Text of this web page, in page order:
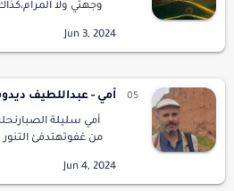
وجهتي ولا
قبس،قلت للنفس
أمي - عبداللطيف
أمي سليلة
من غفوتهتدفئ التنور
العالمأمي أنثى